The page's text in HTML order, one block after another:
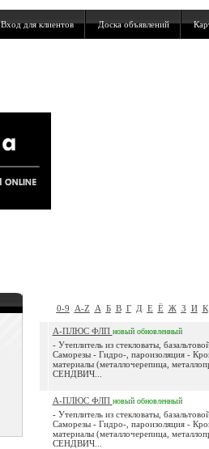
Вход для клиентов Доска объявлений
0-9 A-Z А Б В Г Д Е Ё Ж З И К
А-ПЛЮС ФЛП новый обновленный
- Утеплитель из стекловаты,
Саморезы - Гидро-, пароизоляция -
материалы (металлочерепица,
СЕНДВИЧ...
А-ПЛЮС ФЛП новый обновленный
- Утеплитель из стекловаты,
Саморезы - Гидро-, пароизоляция -
материалы (металлочерепица,
СЕНДВИЧ...